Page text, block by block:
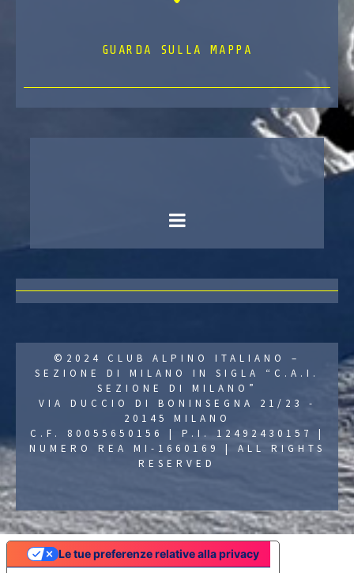
GUARDA SULLA MAPPA
©2024 CLUB ALPINO ITALIANO –
SEZIONE DI MILANO IN SIGLA “C.A.I.
SEZIONE DI MILANO”
VIA DUCCIO DI BONINSEGNA 21/23 -
20145 MILANO
C.F. 80055650156 | P.I. 12492430157 |
NUMERO REA MI-1660169 | ALL RIGHTS
RESERVED
Le tue preferenze relative alla privacy